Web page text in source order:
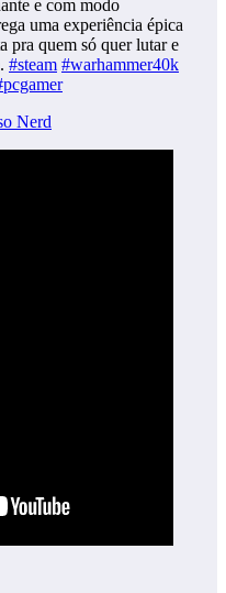
e com modo
uma experiência épica
quem só quer lutar e
#steam #warhammer40k
Nerd